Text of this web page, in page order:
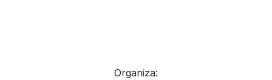
Organiza: